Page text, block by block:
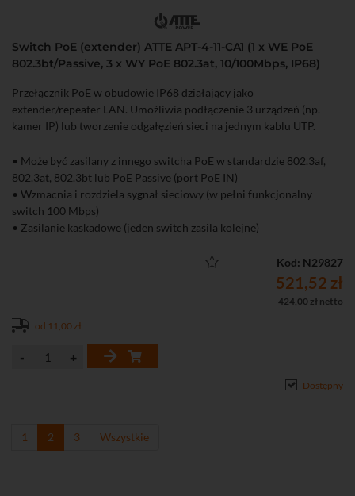
Switch PoE (extender) ATTE APT-4-11-CA1 (1 x WE PoE
802.3bt/Passive, 3 x WY PoE 802.3at, 10/100Mbps, IP68)
Przełącznik PoE w obudowie IP68 działający jako
extender/repeater LAN. Umożliwia podłączenie 3 urządzeń (np.
kamer IP) lub tworzenie odgałęzień sieci na jednym kablu UTP.
• Może być zasilany z innego switcha PoE w standardzie 802.3af,
802.3at, 802.3bt lub PoE Passive (port PoE IN)
• Wzmacnia i rozdziela sygnał sieciowy (w pełni funkcjonalny
switch 100 Mbps)
• Zasilanie kaskadowe (jeden switch zasila kolejne)
• Do 60 W sumarycznej mocy przy zasilaniu z UTP
• Wbudowana funkcja LR150 zwiększa maksymalną odległość
• Czytelna sygnalizacja stanu pracy oraz identyfikacji
• Niski pobór mocy (< 0,5 W)
• Łatwe i szybkie uruchomienie bez konieczności konfiguracji
Kod: N29827
521,52 zł
424,00 zł netto
od 11,00 zł
Dostępny
1 2 3 Wszystkie